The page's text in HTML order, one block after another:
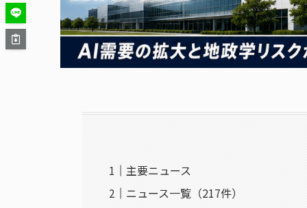
主要ニュース
ニュース一覧（217件）